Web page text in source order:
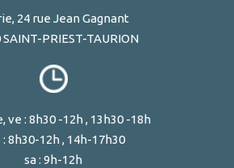
24 rue Jean Gagnant
SAINT-PRIEST-TAURION
ve : 8h30 -12h , 13h30 -18h
: 8h30-12h , 14h-17h30
sa : 9h-12h